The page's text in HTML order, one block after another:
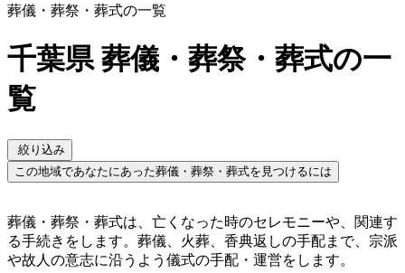
葬儀・葬祭・葬式の一覧
千葉県 葬儀・葬祭・葬式の一
覧
絞り込み
この地域であなたにあった葬儀・葬祭・葬式を見つけるには
葬儀・葬祭・葬式は、亡くなった時のセレモニーや、関連す
る手続きをします。葬儀、火葬、香典返しの手配まで、宗派
や故人の意志に沿うよう儀式の手配・運営をします。